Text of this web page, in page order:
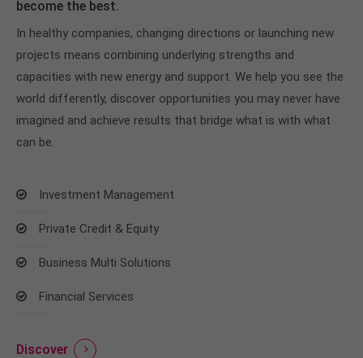
become the best.
In healthy companies, changing directions or launching new
projects means combining underlying strengths and
capacities with new energy and support. We help you see the
world differently, discover opportunities you may never have
imagined and achieve results that bridge what is with what
can be.
Investment Management
Private Credit & Equity
Business Multi Solutions
Financial Services
Discover